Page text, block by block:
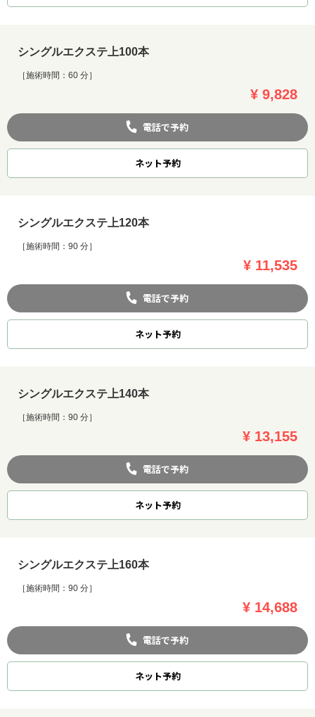
シングルエクステ上100本
［施術時間：60 分］
¥ 9,828
電話で予約
ネット予約
シングルエクステ上120本
［施術時間：90 分］
¥ 11,535
電話で予約
ネット予約
シングルエクステ上140本
［施術時間：90 分］
¥ 13,155
電話で予約
ネット予約
シングルエクステ上160本
［施術時間：90 分］
¥ 14,688
電話で予約
ネット予約